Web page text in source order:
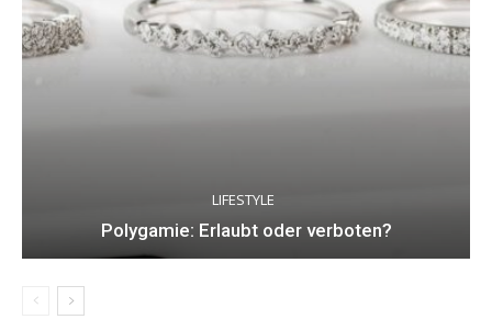
LIFESTYLE
Polygamie: Erlaubt oder verboten?